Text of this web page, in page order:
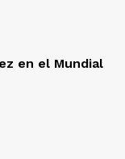
en el Mundial